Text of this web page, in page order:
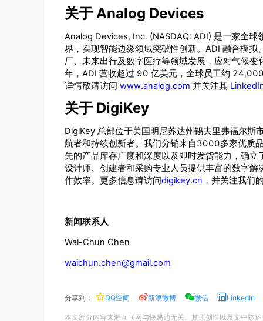
关于 Analog Devices
Analog Devices, Inc. (NASDAQ: ADI) 是一家全球
界，实现智能边缘领域突破性创新。 ADI 融合模拟
厂、未来出行及数字医疗等领域发展，应对气候
年， ADI 营收超过 90 亿美元，全球员工约
详情敬请访问 www.analog.com 并关注其
关于 DigiKey
DigiKey 总部位于美国明尼苏达州锡夫里弗福尔斯
航者和持续创新者。我们分销来自3000多家优质
先的产品库存广度和深度以及即时发货能力，确立
设计师、创建者和采购专业人员提供丰富的数字
作效率。更多信息请访问digikey.cn ，并关注我们
新闻联系人
Wai-Chun Chen
waichun.chen@gmail.com
分享到： QQ空间 新浪微博 微信 LinkedIn
本文部分内容来源互联网与快易购无关。其原创性以及文中陈